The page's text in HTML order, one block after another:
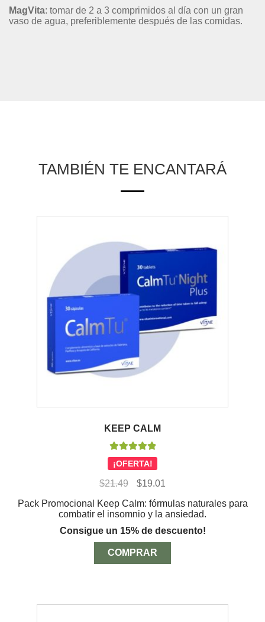
MagVita: tomar de 2 a 3 comprimidos al día con un gran
vaso de agua, preferiblemente después de las comidas.
TAMBIÉN TE ENCANTARÁ
KEEP CALM
Valorado con
5.00de 5
¡OFERTA!
$21.49
El
original
era:
$21.49.
$19.01
actual
es:
$19.01.
Pack Promocional Keep Calm: fórmulas naturales para
combatir el insomnio y la ansiedad.
Consigue un 15% de descuento!
COMPRAR